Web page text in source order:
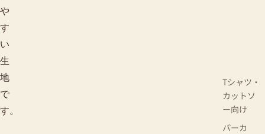
Tシャツ・
カットソ
ー向け
パーカ
や
す
い
生
地
で
す。